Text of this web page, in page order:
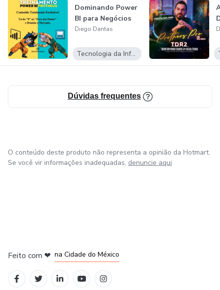
Chegou a hora de transformar sua carreira e se destacar
como o profissional que entrega o resultado de verdade!!!!
Dominando Power
BI para Negócios
Diego Dantas
Tecnologia da Informação
Dúvidas frequentes
O conteúdo deste produto não representa a opinião da Hotmart.
Se você vir informações inadequadas, denuncie aqui
Feito com ❤ na Cidade do México